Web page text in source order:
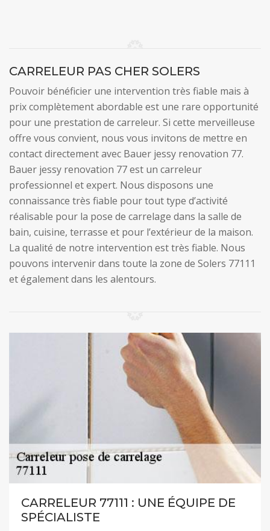
CARRELEUR PAS CHER SOLERS
Pouvoir bénéficier une intervention très fiable mais à
prix complètement abordable est une rare opportunité
pour une prestation de carreleur. Si cette merveilleuse
offre vous convient, nous vous invitons de mettre en
contact directement avec Bauer jessy renovation 77.
Bauer jessy renovation 77 est un carreleur
professionnel et expert. Nous disposons une
connaissance très fiable pour tout type d’activité
réalisable pour la pose de carrelage dans la salle de
bain, cuisine, terrasse et pour l’extérieur de la maison.
La qualité de notre intervention est très fiable. Nous
pouvons intervenir dans toute la zone de Solers 77111
et également dans les alentours.
CARRELEUR 77111 : UNE ÉQUIPE DE
SPÉCIALISTE